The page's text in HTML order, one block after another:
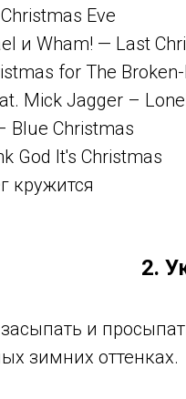
Eve
и Wham! — Last
for The
Mick Jagger –
Blue Christmas
God It's Christmas
кружится
2.
и
зимних оттенках.